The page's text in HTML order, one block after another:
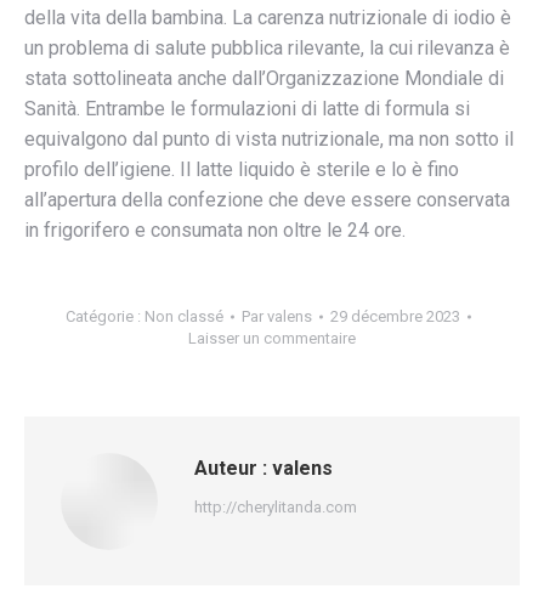
della vita della bambina. La carenza nutrizionale di iodio è
un problema di salute pubblica rilevante, la cui rilevanza è
stata sottolineata anche dall’Organizzazione Mondiale di
Sanità. Entrambe le formulazioni di latte di formula si
equivalgono dal punto di vista nutrizionale, ma non sotto il
profilo dell’igiene. Il latte liquido è sterile e lo è fino
all’apertura della confezione che deve essere conservata
in frigorifero e consumata non oltre le 24 ore.
Catégorie : Non classé Par valens
29 décembre 2023
Laisser un commentaire
Auteur : valens
http://cherylitanda.com